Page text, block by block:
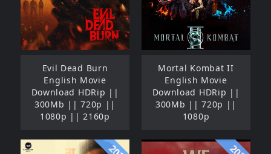
Evil Dead Burn
English Movie
Download HDRip ||
300Mb || 720p ||
1080p || 2160p
Mortal Kombat II
English Movie
Download HDRip ||
300Mb || 720p ||
1080p